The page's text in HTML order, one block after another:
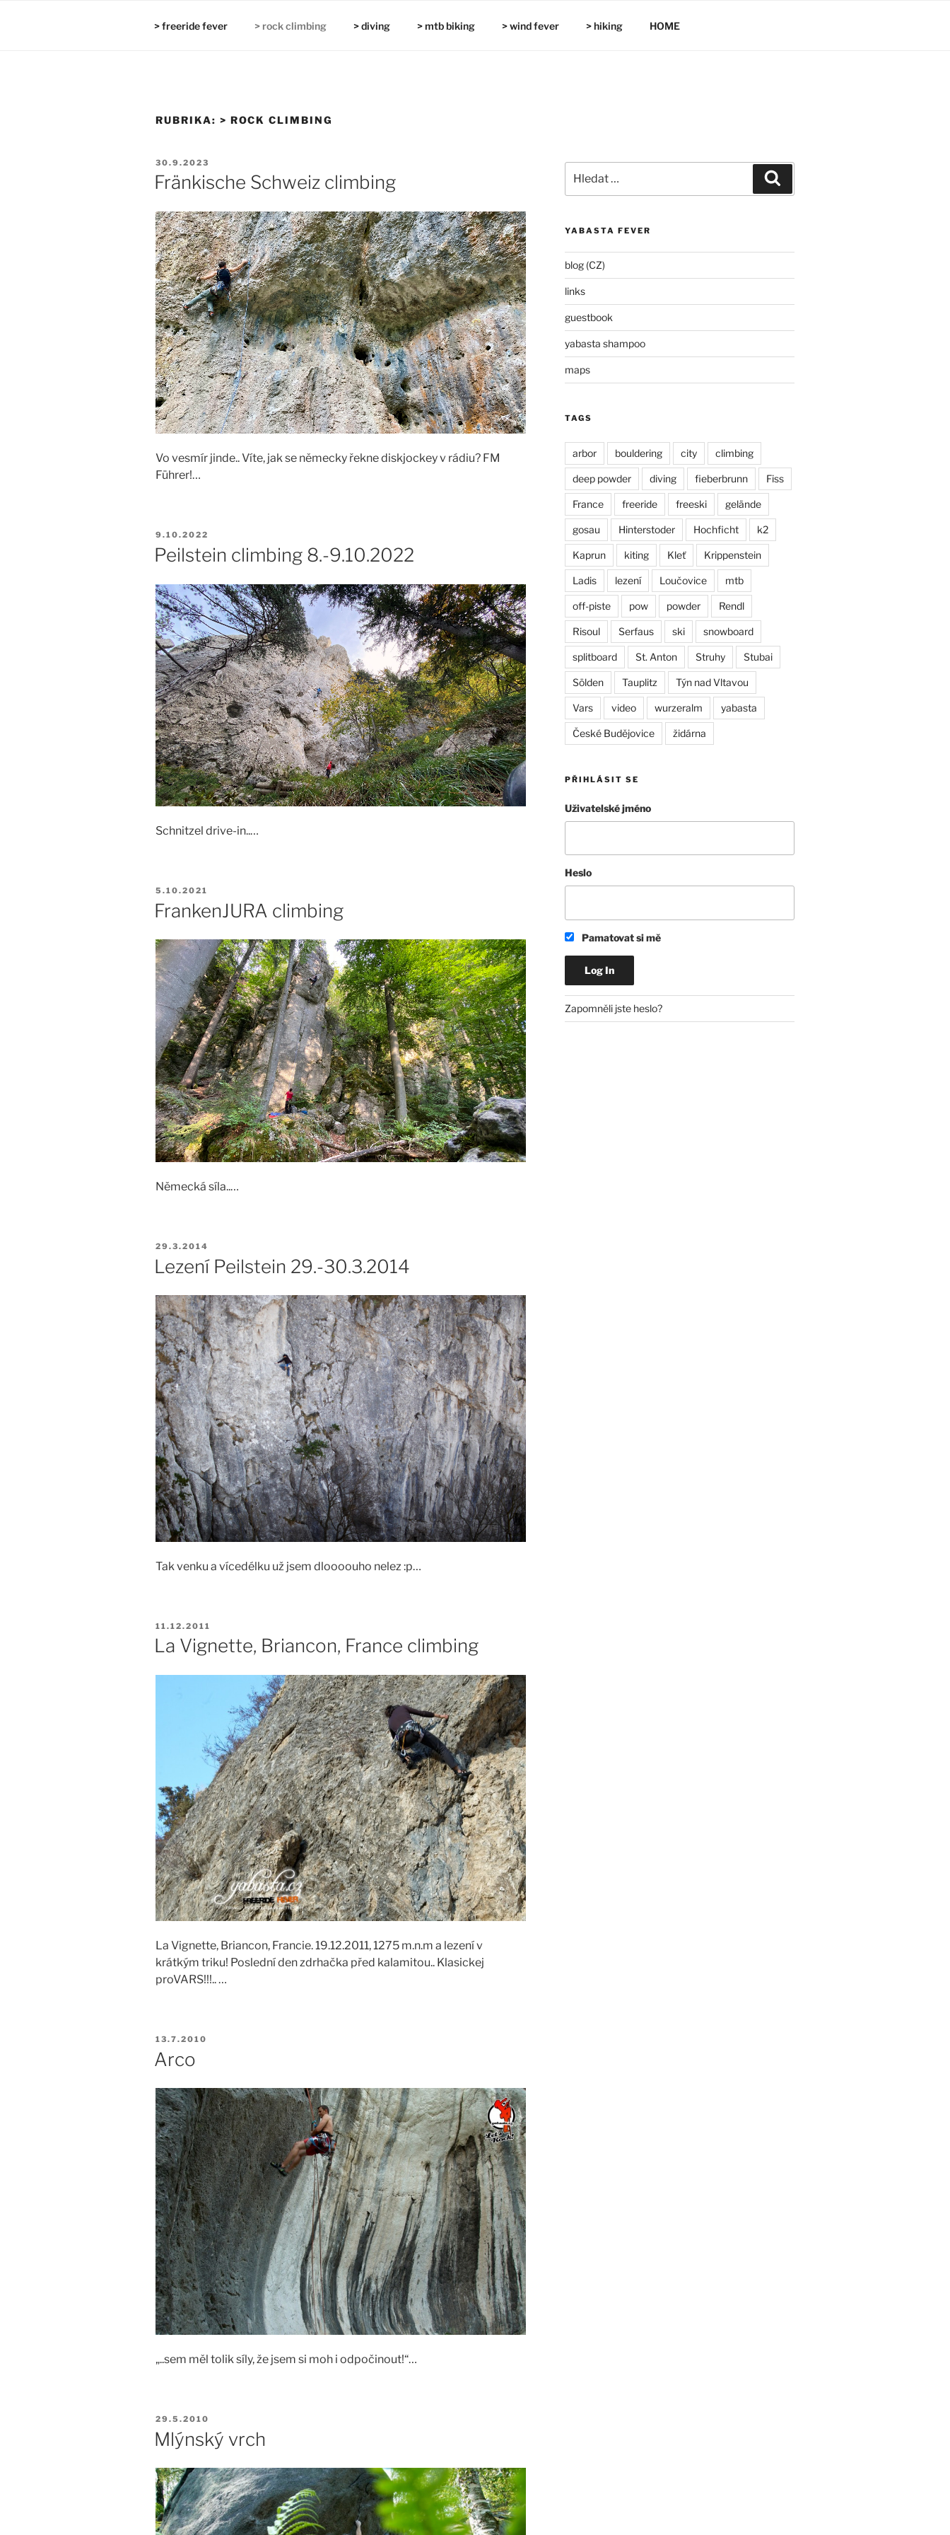
> freeride fever > rock climbing > diving > mtb biking > wind fever > hiking HOME
RUBRIKA: > ROCK CLIMBING
PUBLIKOVÁNO
30.9.2023
Fränkische Schweiz climbing
Vo vesmír jinde.. Víte, jak se německy řekne diskjockey v rádiu? FM
Führer!…
PUBLIKOVÁNO
9.10.2022
Peilstein climbing 8.-9.10.2022
Schnitzel drive-in..…
PUBLIKOVÁNO
5.10.2021
FrankenJURA climbing
Německá síla..…
PUBLIKOVÁNO
29.3.2014
Lezení Peilstein 29.-30.3.2014
Tak venku a vícedélku už jsem dloooouho nelez :p…
PUBLIKOVÁNO
11.12.2011
La Vignette, Briancon, France climbing
La Vignette, Briancon, Francie. 19.12.2011, 1275 m.n.m a lezení v
krátkým triku! Poslední den zdrhačka před kalamitou.. Klasickej
proVARS!!!.. …
PUBLIKOVÁNO
13.7.2010
Arco
„..sem měl tolik síly, že jsem si moh i odpočinout!“…
PUBLIKOVÁNO
29.5.2010
Mlýnský vrch
YABASTA FEVER
blog (CZ)
links
guestbook
yabasta shampoo
maps
TAGS
arbor bouldering city climbing
deep powder diving fieberbrunn Fiss
France freeride freeski gelände
gosau Hinterstoder Hochficht k2
Kaprun kiting Kleť Krippenstein
Ladis lezení Loučovice mtb
off-piste pow powder Rendl
Risoul Serfaus ski snowboard
splitboard St. Anton Struhy Stubai
Sölden Tauplitz Týn nad Vltavou
Vars video wurzeralm yabasta
České Budějovice židárna
PŘIHLÁSIT SE
Uživatelské jméno
Heslo
Pamatovat si mě
Zapomněli jste heslo?